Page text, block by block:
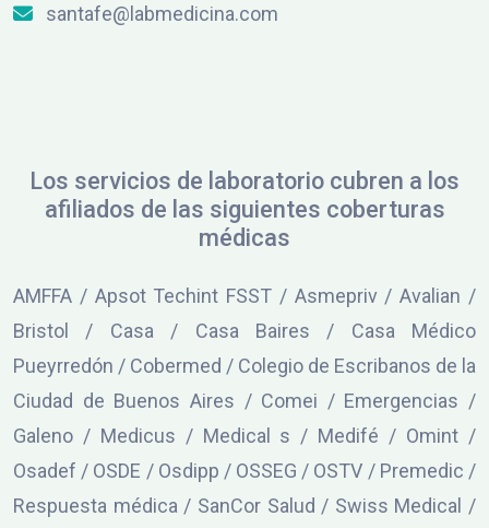
santafe@labmedicina.com
Los servicios de laboratorio cubren a los
afiliados de las siguientes coberturas
médicas
AMFFA / Apsot Techint FSST / Asmepriv / Avalian /
Bristol / Casa / Casa Baires / Casa Médico
Pueyrredón / Cobermed / Colegio de Escribanos de la
Ciudad de Buenos Aires / Comei / Emergencias /
Galeno / Medicus / Medical s / Medifé / Omint /
Osadef / OSDE / Osdipp / OSSEG / OSTV / Premedic /
Respuesta médica / SanCor Salud / Swiss Medical /